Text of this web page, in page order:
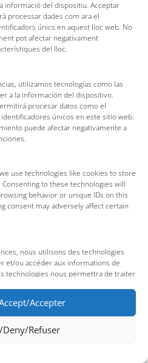
informació del dispositiu. Acceptar
processar dades com ara el
únics en aquest lloc web. No
pot afectar negativament
del lloc.
utilizamos tecnologías como las
a la información del dispositivo.
procesar datos como el
únicos en este sitio web.
puede afectar negativamente a
use technologies like cookies to store
to these technologies will
behavior or unique IDs on this
consent may adversely affect certain
nous utilisons des technologies
et/ou accéder aux informations de
technologies nous permettra de traiter
consentir ou de retirer son
sur certaines fonctionnalités et
Accepter
Deny/Refuser
de Tossa de Mar
Nau · 17320 – Tossa de Mar
Costa Brava)
· Mail: info@visittossa.com